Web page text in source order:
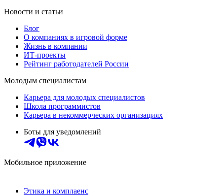
Новости и статьи
Блог
О компаниях в игровой форме
Жизнь в компании
ИТ-проекты
Рейтинг работодателей России
Молодым специалистам
Карьера для молодых специалистов
Школа программистов
Карьера в некоммерческих организациях
Боты для уведомлений
Мобильное приложение
Этика и комплаенс